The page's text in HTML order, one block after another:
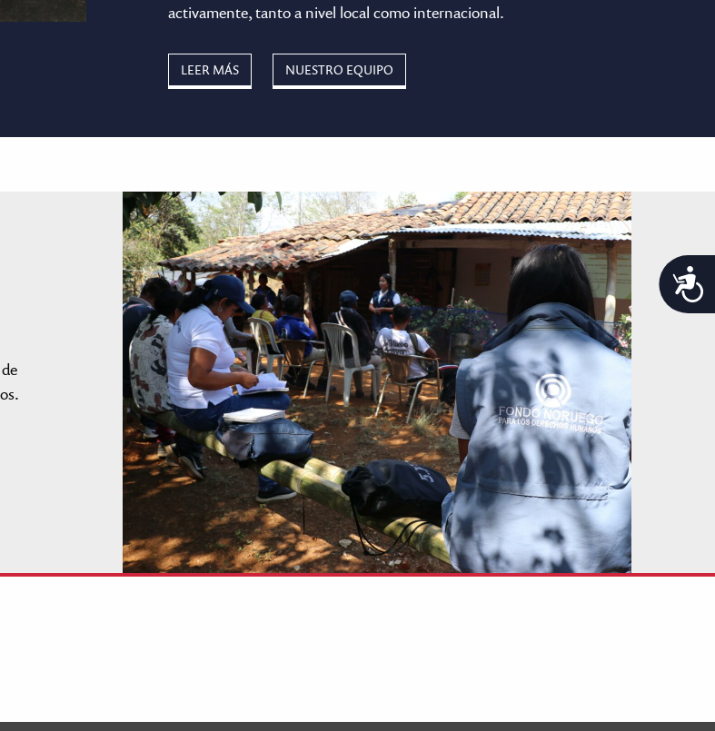
activamente, tanto a nivel local como internacional.
LEER MÁS NUESTRO EQUIPO